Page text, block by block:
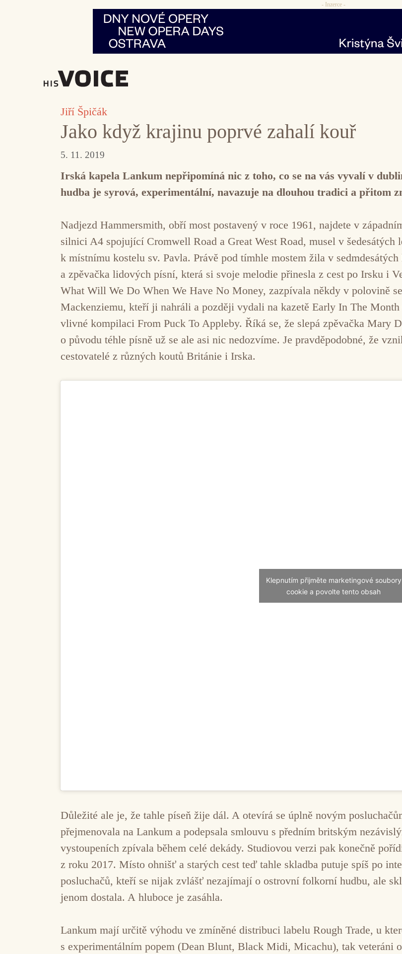
- Inzerce -
Jiří Špičák
Jako když krajinu poprvé zahalí kouř
5. 11. 2019
Irská kapela Lankum nepřipomíná nic z toho, co se na vás vyvalí v
hudba je syrová, experimentální, navazuje na dlouhou tradici a přitom
Nadjezd Hammersmith, obří most postavený v roce 1961, najdete v
silnici A4 spojující Cromwell Road a Great West Road, musel v
k místnímu kostelu sv. Pavla. Právě pod tímhle mostem žila v
a zpěvačka lidových písní, která si svoje melodie přinesla z cest po Irsku i
What Will We Do When We Have No Money, zazpívala někdy v polovině
Mackenziemu, kteří ji nahráli a později vydali na kazetě Early In The
vlivné kompilaci From Puck To Appleby. Říká se, že slepá zpěvačka Mary
o původu téhle písně už se ale asi nic nedozvíme. Je pravděpodobné, že
cestovatelé z různých koutů Británie i Irska.
Klepnutím přijměte marketingové soubory
cookie a povolte tento obsah
Důležité ale je, že tahle píseň žije dál. A otevírá se úplně novým
přejmenovala na Lankum a podepsala smlouvu s předním britským
vystoupeních zpívala během celé dekády. Studiovou verzi pak konečně
z roku 2017. Místo ohnišť a starých cest teď tahle skladba putuje spíš po
posluchačů, kteří se nijak zvlášť nezajímají o ostrovní folkorní hudbu, ale
jenom dostala. A hluboce je zasáhla.
Lankum mají určitě výhodu ve zmíněné distribuci labelu Rough Trade, u
s experimentálním popem (Dean Blunt, Black Midi, Micachu), tak veteráni